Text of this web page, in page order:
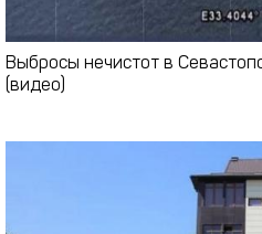
Выбросы нечистот в
(видео)